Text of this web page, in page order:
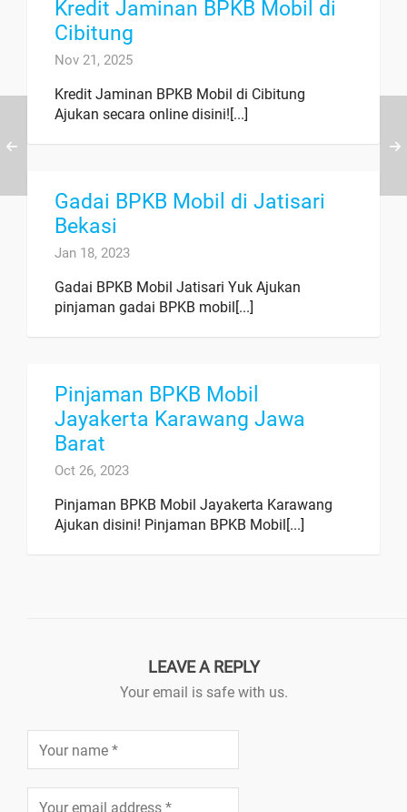
Kredit Jaminan BPKB Mobil di
Cibitung
Nov 21, 2025
Kredit Jaminan BPKB Mobil di Cibitung
Ajukan secara online disini![...]
Gadai BPKB Mobil di Jatisari
Bekasi
Jan 18, 2023
Gadai BPKB Mobil Jatisari Yuk Ajukan
pinjaman gadai BPKB mobil[...]
Pinjaman BPKB Mobil
Jayakerta Karawang Jawa
Barat
Oct 26, 2023
Pinjaman BPKB Mobil Jayakerta Karawang
Ajukan disini! Pinjaman BPKB Mobil[...]
LEAVE A REPLY
Your email is safe with us.